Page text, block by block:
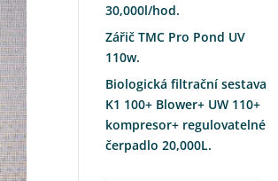
30,000l/hod.
Zářič TMC Pro Pond UV
110w.
Biologická filtrační sestava
K1 100+ Blower+ UW 110+
kompresor+ regulovatelné
čerpadlo 20,000L.